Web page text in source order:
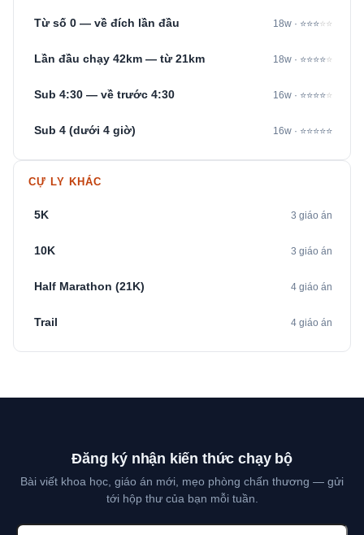
Từ số 0 — về đích lần đầu 18w · ⭐⭐⭐⭐⭐
Lần đầu chạy 42km — từ 21km 18w · ⭐⭐⭐⭐⭐
Sub 4:30 — về trước 4:30 16w · ⭐⭐⭐⭐⭐
Sub 4 (dưới 4 giờ) 16w · ⭐⭐⭐⭐⭐
CỰ LY KHÁC
5K 3 giáo án
10K 3 giáo án
Half Marathon (21K) 4 giáo án
Trail 4 giáo án
Đăng ký nhận kiến thức chạy bộ
Bài viết khoa học, giáo án mới, mẹo phòng chấn thương — gửi
tới hộp thư của bạn mỗi tuần.